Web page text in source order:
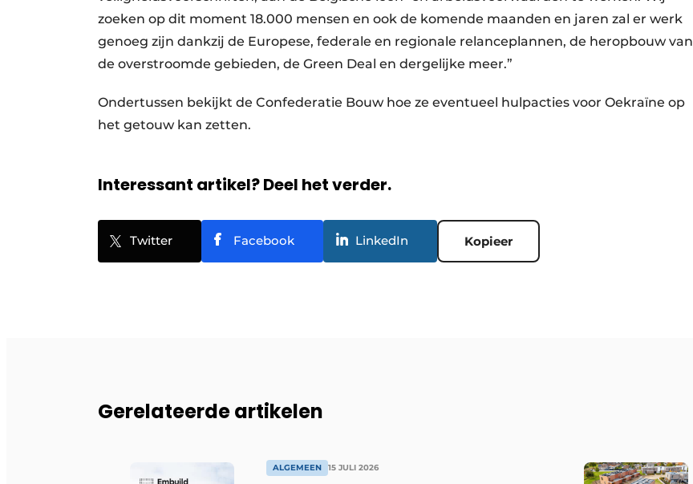
zoeken op dit moment 18.000 mensen en ook de komende maanden en jaren zal er werk
genoeg zijn dankzij de Europese, federale en regionale relanceplannen, de heropbouw van
de overstroomde gebieden, de Green Deal en dergelijke meer.”
Ondertussen bekijkt de Confederatie Bouw hoe ze eventueel hulpacties voor Oekraïne op
het getouw kan zetten.
Interessant artikel? Deel het verder.
Twitter Facebook LinkedIn Kopieer
Gerelateerde artikelen
ALGEMEEN 15 JULI 2026